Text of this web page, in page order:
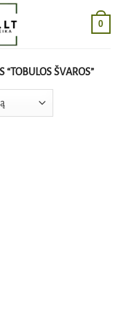
0
“TOBULOS ŠVAROS”